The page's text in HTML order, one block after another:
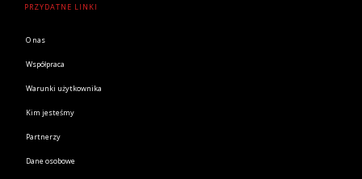
PRZYDATNE LINKI
O nas
Współpraca
Warunki użytkownika
Kim jesteśmy
Partnerzy
Dane osobowe